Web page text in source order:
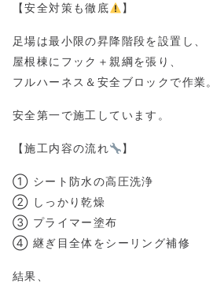
【安全対策も徹底 】
足場は最小限の昇降階段を設置し、
屋根棟にフック＋親綱を張り、
フルハーネス＆安全ブロックで作業。
安全第一で施工しています。
【施工内容の流れ 】
① シート防水の高圧洗浄
② しっかり乾燥
③ プライマー塗布
④ 継ぎ目全体をシーリング補修
結果、